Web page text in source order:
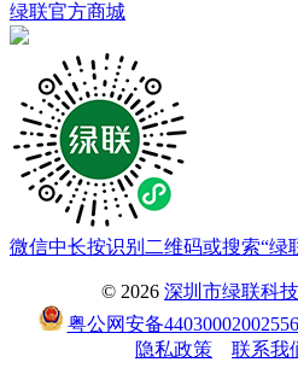
绿联官方商城
微信中长按识别二维码或搜索“绿
© 2026 深圳市绿联科
粤公网安备44030002002556
隐私政策
联系我